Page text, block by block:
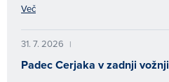
Več
31. 7. 2026 |
Padec Cerjaka v zadnji vožnji